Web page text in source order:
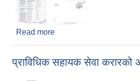
Read more
प्राविधिक सहायक सेवा करारको